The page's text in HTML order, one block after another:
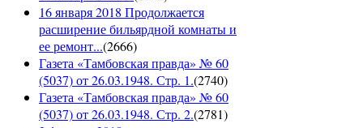
16 января 2018 Продолжается
расширение бильярдной комнаты и
ее ремонт...(2666)
Газета «Тамбовская правда» № 60
(5037) от 26.03.1948. Стр. 1.(2740)
Газета «Тамбовская правда» № 60
(5037) от 26.03.1948. Стр. 2.(2781)